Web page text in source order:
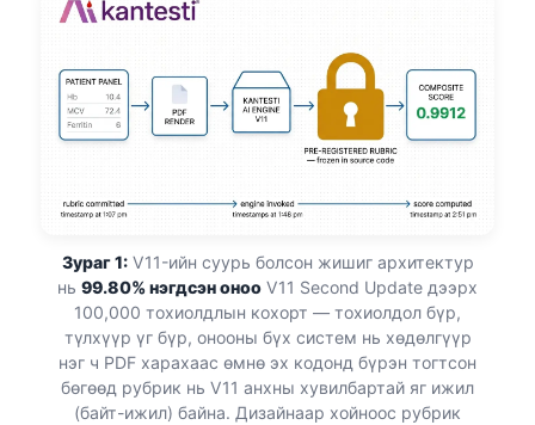
Зураг 1:V11-ийн суурь болсон жишиг архитектур
нь 99.80% нэгдсэн оноо V11 Second Update дээрх
100,000 тохиолдлын кохорт — тохиолдол бүр,
түлхүүр үг бүр, онооны бүх систем нь хөдөлгүүр
нэг ч PDF харахаас өмнө эх кодонд бүрэн тогтсон
бөгөөд рубрик нь V11 анхны хувилбартай яг ижил
(байт-ижил) байна. Дизайнаар хойноос рубрик